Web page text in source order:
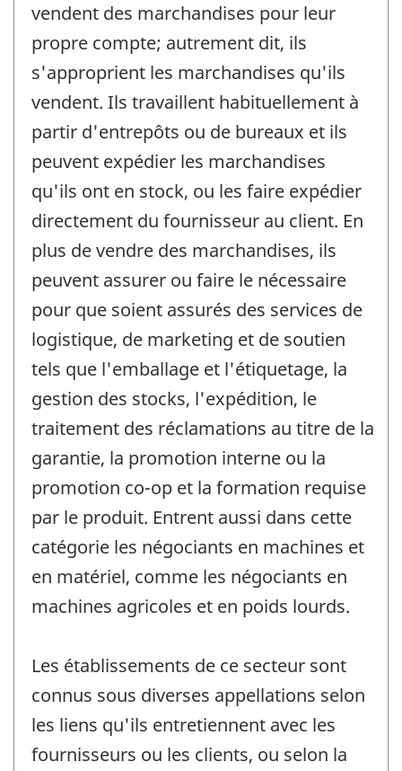
vendent des marchandises pour leur
propre compte; autrement dit, ils
s'approprient les marchandises qu'ils
vendent. Ils travaillent habituellement à
partir d'entrepôts ou de bureaux et ils
peuvent expédier les marchandises
qu'ils ont en stock, ou les faire expédier
directement du fournisseur au client. En
plus de vendre des marchandises, ils
peuvent assurer ou faire le nécessaire
pour que soient assurés des services de
logistique, de marketing et de soutien
tels que l'emballage et l'étiquetage, la
gestion des stocks, l'expédition, le
traitement des réclamations au titre de la
garantie, la promotion interne ou la
promotion co-op et la formation requise
par le produit. Entrent aussi dans cette
catégorie les négociants en machines et
en matériel, comme les négociants en
machines agricoles et en poids lourds.
Les établissements de ce secteur sont
connus sous diverses appellations selon
les liens qu'ils entretiennent avec les
fournisseurs ou les clients, ou selon la